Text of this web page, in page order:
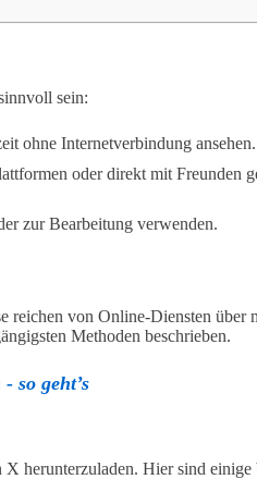
sein:
ohne Internetverbindung ansehen.
oder direkt mit Freunden
zur Bearbeitung verwenden.
reichen von Online-Diensten über
Methoden beschrieben.
so geht’s
herunterzuladen. Hier sind einige